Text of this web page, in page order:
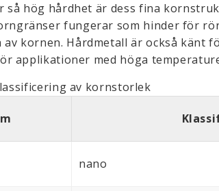
så hög hårdhet är dess fina
fungerar som hinder för
kornen. Hårdmetall är också känt
applikationer med höga
av kornstorlek
nano